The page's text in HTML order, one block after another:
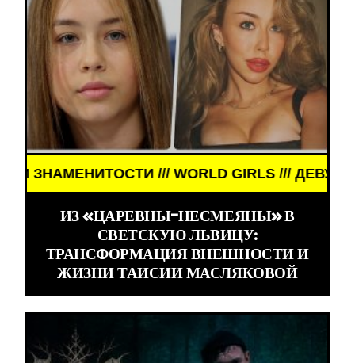
/// WORLD GIRLS /// ДЕВУШКИ
ИЗ «ЦАРЕВНЫ-НЕСМЕЯНЫ» В
СВЕТСКУЮ ЛЬВИЦУ:
ТРАНСФОРМАЦИЯ ВНЕШНОСТИ И
ЖИЗНИ ТАИСИИ МАСЛЯКОВОЙ